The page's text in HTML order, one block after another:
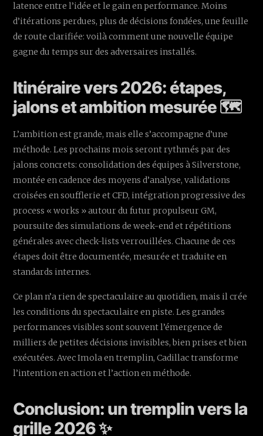
latence entre l’idée et le gain en performance. Moins
d’itérations perdues, plus de décisions fondées, une feuille
de route clarifiée: voilà comment une nouvelle équipe
gagne du temps sur des adversaires installés.
Itinéraire vers 2026: étapes,
jalons et ambition mesurée 🗺️
L’ambition est grande, mais elle s’accompagne d’une
méthode. Les prochains mois seront rythmés par des
jalons concrets: consolidation des équipes à Silverstone,
montée en cadence des moyens d’analyse, validations
croisées en soufflerie et CFD, intégration progressive des
process « works » autour du futur propulseur GM,
poursuite des simulations de week-end et répétitions
générales avec check-lists verrouillées. Chacune de ces
étapes doit être documentée, mesurée et traduite en
standards internes.
Ce plan n’a rien de spectaculaire au quotidien, mais il crée
les conditions du spectaculaire en piste. Les grandes
performances visibles sont souvent l’émergence de
milliers de petites décisions invisibles, bien prises et bien
exécutées. Avec Imola en tremplin, Cadillac transforme
l’intention en action et l’action en méthode.
Conclusion: un tremplin vers la
grille 2026 ✨